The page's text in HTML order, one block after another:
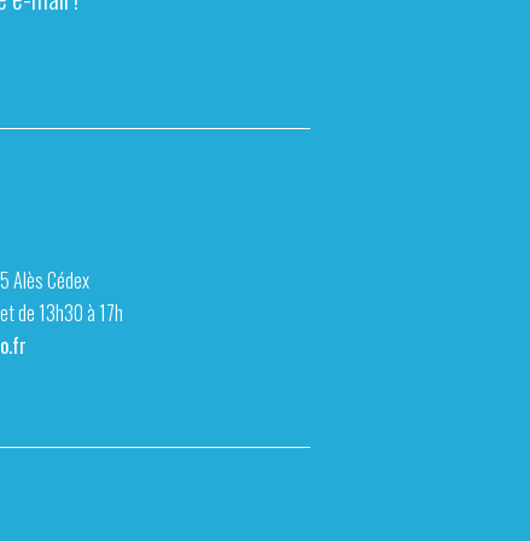
Alès Cédex
de 13h30 à 17h